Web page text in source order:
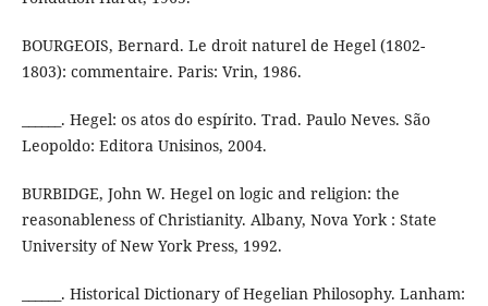
BOURGEOIS, Bernard. Le droit naturel de Hegel (1802-
1803): commentaire. Paris: Vrin, 1986.
______. Hegel: os atos do espírito. Trad. Paulo Neves. São
Leopoldo: Editora Unisinos, 2004.
BURBIDGE, John W. Hegel on logic and religion: the
reasonableness of Christianity. Albany, Nova York : State
University of New York Press, 1992.
______. Historical Dictionary of Hegelian Philosophy. Lanham: